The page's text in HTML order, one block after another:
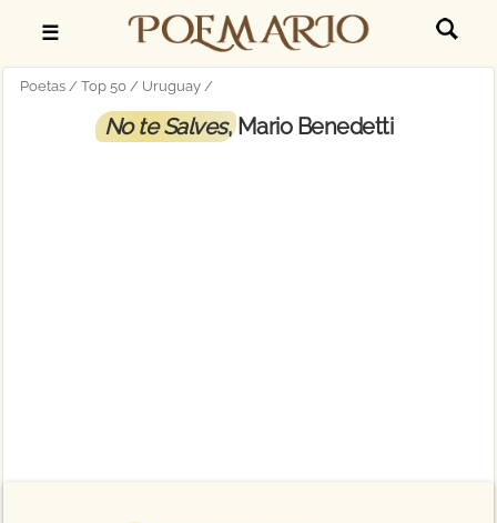
☰
Poetas Top 50 Uruguay
No te Salves, Mario Benedetti